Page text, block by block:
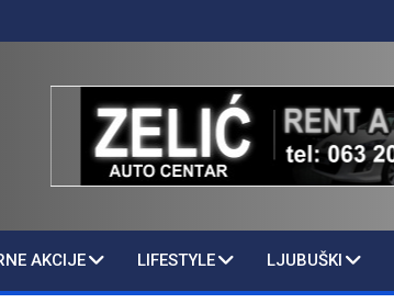
AKCIJE LIFESTYLE LJUBUŠKI